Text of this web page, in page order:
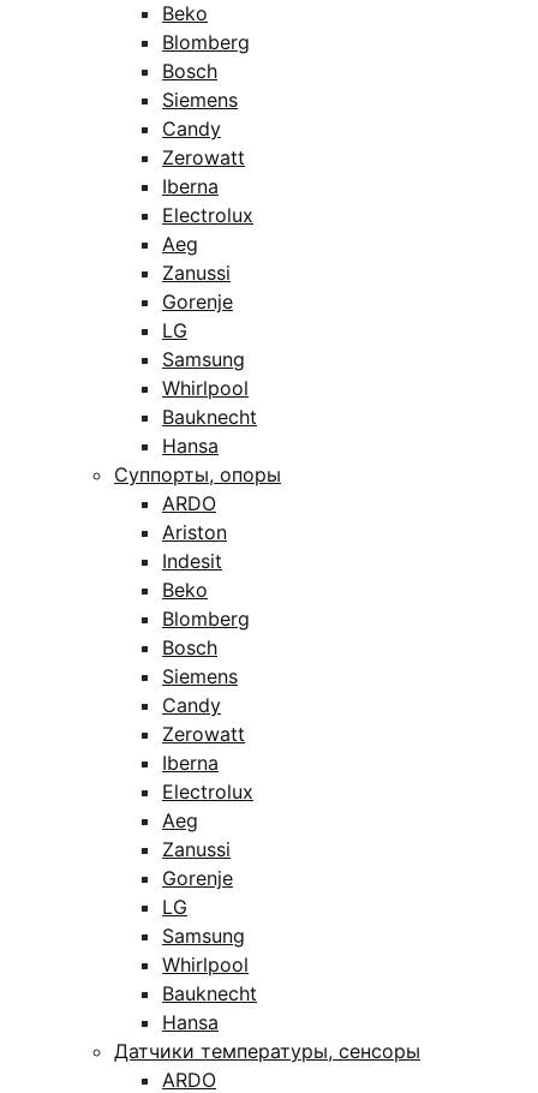
Beko
Blomberg
Bosch
Siemens
Candy
Zerowatt
Iberna
Electrolux
Aeg
Zanussi
Gorenje
LG
Samsung
Whirlpool
Bauknecht
Hansa
Суппорты, опоры
ARDO
Ariston
Indesit
Beko
Blomberg
Bosch
Siemens
Candy
Zerowatt
Iberna
Electrolux
Aeg
Zanussi
Gorenje
LG
Samsung
Whirlpool
Bauknecht
Hansa
Датчики температуры, сенсоры
ARDO